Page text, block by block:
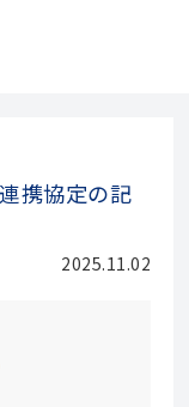
携協定の記
2025.11.02